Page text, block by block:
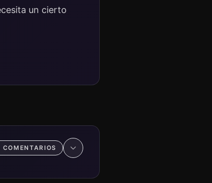
un cierto
COMENTARIOS